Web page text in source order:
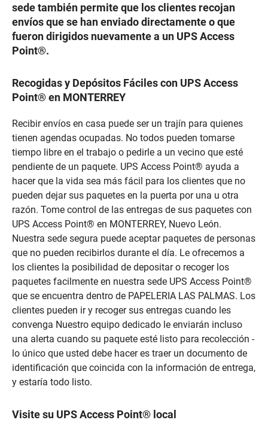
sede también permite que los clientes recojan
envíos que se han enviado directamente o que
fueron dirigidos nuevamente a un UPS Access
Point®.
Recogidas y Depósitos Fáciles con UPS Access
Point® en MONTERREY
Recibir envíos en casa puede ser un trajín para quienes
tienen agendas ocupadas. No todos pueden tomarse
tiempo libre en el trabajo o pedirle a un vecino que esté
pendiente de un paquete. UPS Access Point® ayuda a
hacer que la vida sea más fácil para los clientes que no
pueden dejar sus paquetes en la puerta por una u otra
razón. Tome control de las entregas de sus paquetes con
UPS Access Point® en MONTERREY, Nuevo León.
Nuestra sede segura puede aceptar paquetes de personas
que no pueden recibirlos durante el día. Le ofrecemos a
los clientes la posibilidad de depositar o recoger los
paquetes facilmente en nuestra sede UPS Access Point®
que se encuentra dentro de PAPELERIA LAS PALMAS. Los
clientes pueden ir y recoger sus entregas cuando les
convenga Nuestro equipo dedicado le enviarán incluso
una alerta cuando su paquete esté listo para recolección -
lo único que usted debe hacer es traer un documento de
identificación que coincida con la información de entrega,
y estaría todo listo.
Visite su UPS Access Point® local